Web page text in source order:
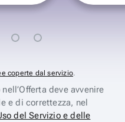
coperte dal servizio.
deve avvenire
e di correttezza, nel
del Servizio e delle